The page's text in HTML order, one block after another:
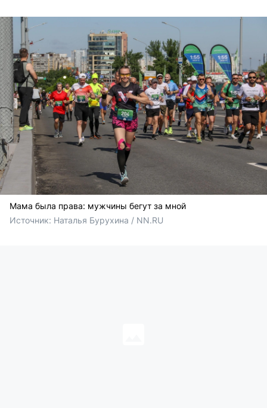
Мама была права: мужчины бегут за мной
Источник: Наталья Бурухина / NN.RU